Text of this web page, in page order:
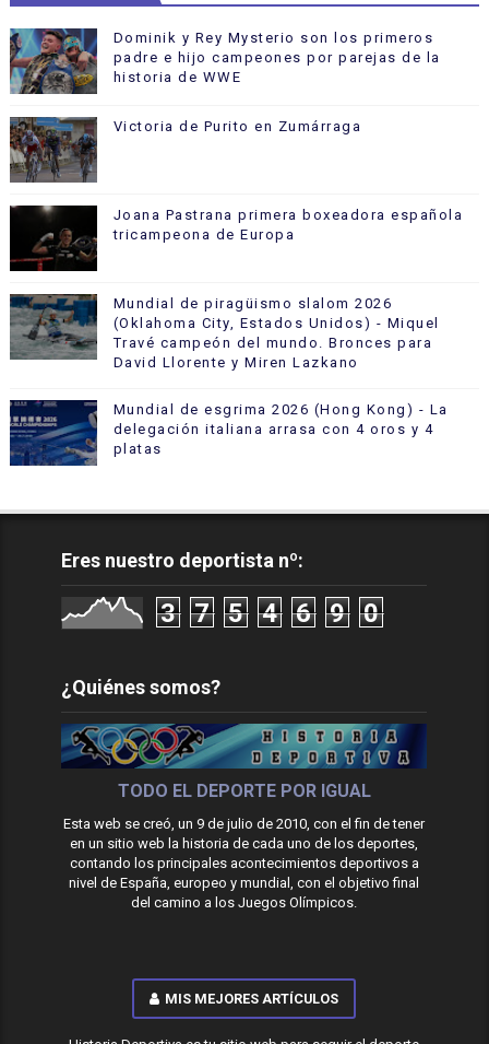
Dominik y Rey Mysterio son los primeros
padre e hijo campeones por parejas de la
historia de WWE
Victoria de Purito en Zumárraga
Joana Pastrana primera boxeadora española
tricampeona de Europa
Mundial de piragüismo slalom 2026
(Oklahoma City, Estados Unidos) - Miquel
Travé campeón del mundo. Bronces para
David Llorente y Miren Lazkano
Mundial de esgrima 2026 (Hong Kong) - La
delegación italiana arrasa con 4 oros y 4
platas
Eres nuestro deportista nº:
3 7 5 4 6 9 0
¿Quiénes somos?
TODO EL DEPORTE POR IGUAL
Esta web se creó, un 9 de julio de 2010, con el fin de tener
en un sitio web la historia de cada uno de los deportes,
contando los principales acontecimientos deportivos a
nivel de España, europeo y mundial, con el objetivo final
del camino a los Juegos Olímpicos.
MIS MEJORES ARTÍCULOS